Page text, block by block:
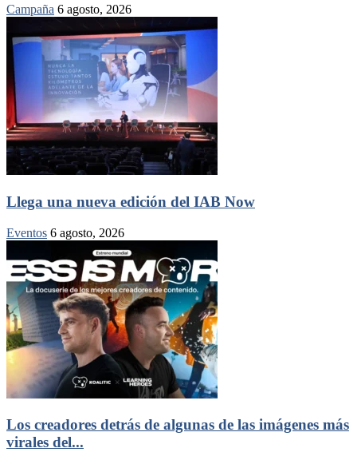
Campaña 6 agosto, 2026
Llega una nueva edición del IAB Now
Eventos 6 agosto, 2026
Los creadores detrás de algunas de las imágenes más
virales del...